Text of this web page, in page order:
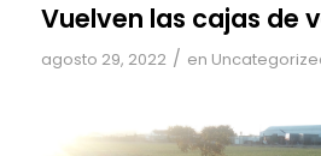
Vuelven las cajas de
agosto 29, 2022 / en